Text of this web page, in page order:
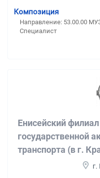
Композиция
Направление: 53.00.00
Специалист
Енисейский
государственной
транспорта (в г.
г.